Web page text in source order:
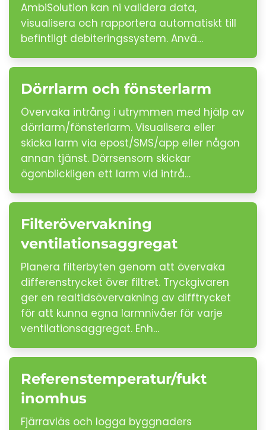
AmbiSolution kan ni validera data,
visualisera och rapportera automatiskt till
befintligt debiteringssystem. Anvä…
Dörrlarm och fönsterlarm
Övervaka intrång i utrymmen med hjälp av
dörrlarm/fönsterlarm. Visualisera eller
skicka larm via epost/SMS/app eller någon
annan tjänst. Dörrsensorn skickar
ögonblickligen ett larm vid intrå…
Filterövervakning
ventilationsaggregat
Planera filterbyten genom att övervaka
differenstrycket över filtret. Tryckgivaren
ger en realtidsövervakning av difftrycket
för att kunna egna larmnivåer för varje
ventilationsaggregat. Enh…
Referenstemperatur/fukt
inomhus
Fjärravläs och logga byggnaders